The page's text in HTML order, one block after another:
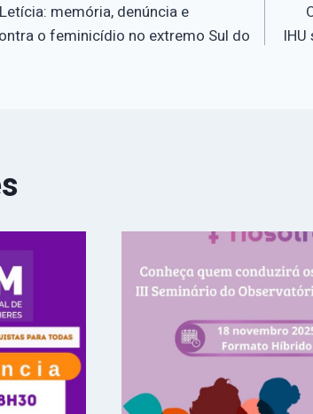
memória, denúncia e
o feminicídio no extremo Sul do